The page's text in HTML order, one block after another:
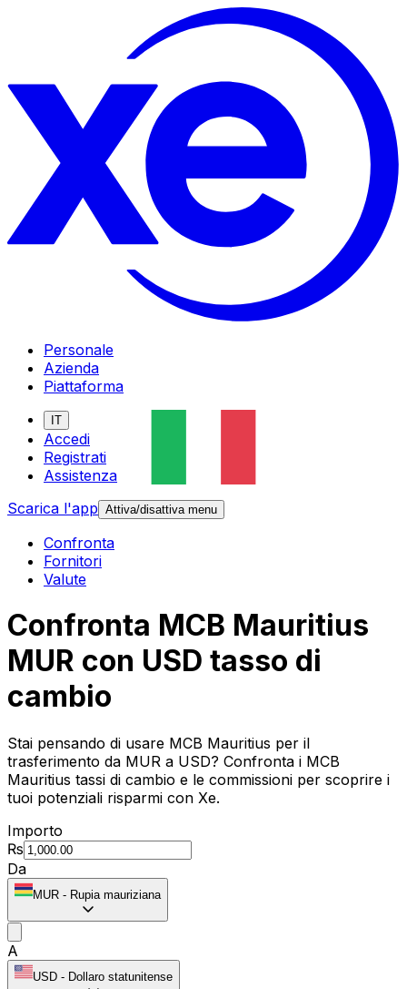
Personale
Azienda
Piattaforma
IT
Accedi
Registrati
Assistenza
Scarica l'app Attiva/disattiva menu
Confronta
Fornitori
Valute
Confronta MCB Mauritius
MUR con USD tasso di
cambio
Stai pensando di usare MCB Mauritius per il
trasferimento da MUR a USD? Confronta i MCB
Mauritius tassi di cambio e le commissioni per scoprire i
tuoi potenziali risparmi con Xe.
Importo
₨
Da
MUR - Rupia mauriziana
A
USD - Dollaro statunitense